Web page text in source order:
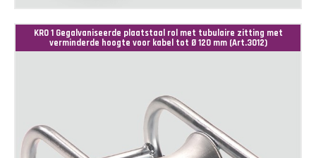
KRO 1 Gegalvaniseerde plaatstaal rol met tubulaire zitting met
verminderde hoogte voor kabel tot Ø 120 mm (Art.3012)